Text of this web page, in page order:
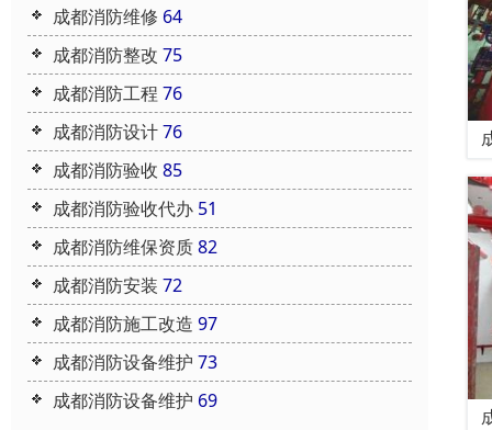
成都消防维修 64
成都消防整改 75
成都消防工程 76
成都消防设计76
成都消防验收 85
成都消防验收代办 51
成都消防维保资质82
成都消防安装 72
成都消防施工改造 97
成都消防设备维护 73
成都消防设备维护 69